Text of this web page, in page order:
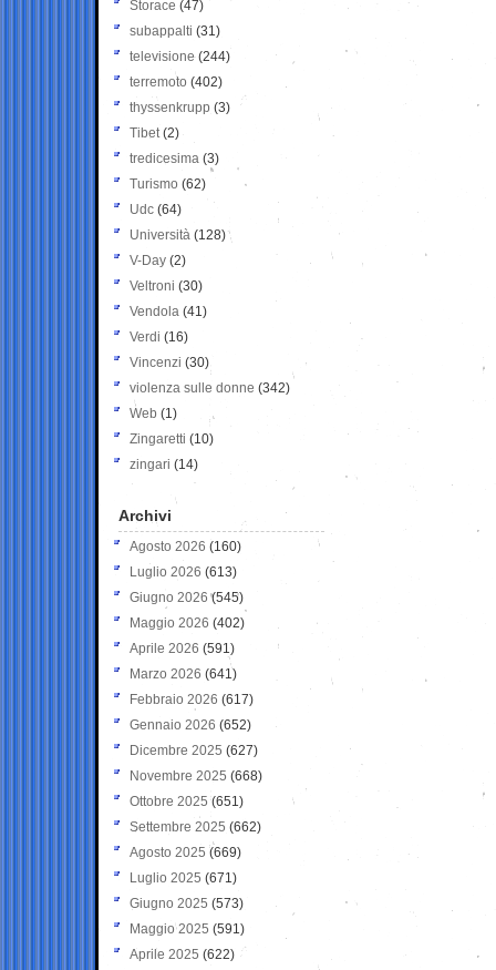
Storace (47)
subappalti (31)
televisione(244)
terremoto (402)
thyssenkrupp (3)
Tibet(2)
tredicesima (3)
Turismo (62)
Udc (64)
Università (128)
V-Day (2)
Veltroni (30)
Vendola (41)
Verdi (16)
Vincenzi (30)
violenza sulle donne (342)
Web (1)
Zingaretti (10)
zingari (14)
Archivi
Agosto 2026 (160)
Luglio 2026 (613)
Giugno 2026 (545)
Maggio 2026 (402)
Aprile 2026 (591)
Marzo 2026 (641)
Febbraio 2026 (617)
Gennaio 2026 (652)
Dicembre 2025 (627)
Novembre 2025 (668)
Ottobre 2025 (651)
Settembre 2025 (662)
Agosto 2025 (669)
Luglio 2025 (671)
Giugno 2025 (573)
Maggio 2025 (591)
Aprile 2025 (622)